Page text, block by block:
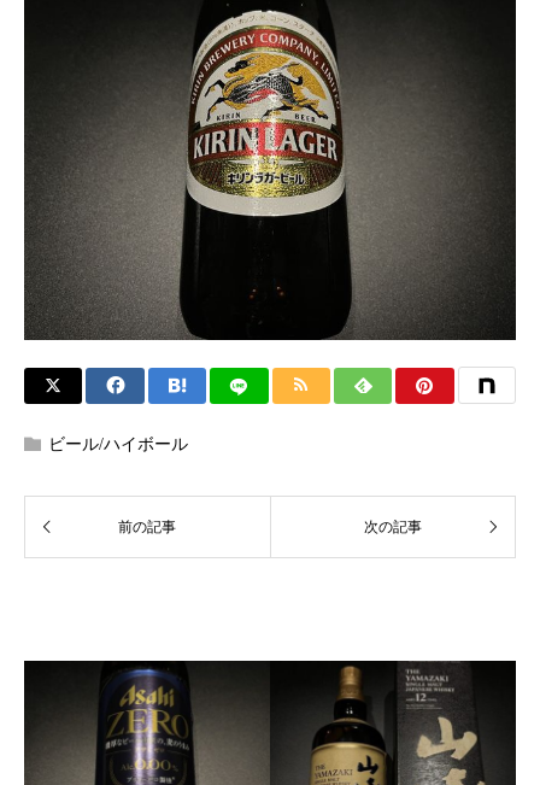
ビール/ハイボール